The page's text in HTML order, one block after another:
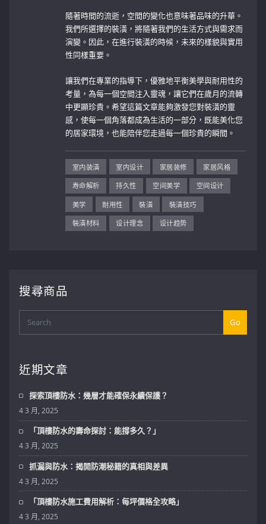
隨著時間的流逝，空間的變化也意味著品味的升華。
我們所選擇的裝潢，將隨著我們的生活方式與需求而
演變。因此，在進行裝潢的時候，未來的樣貌與實用
性同樣重要。
讓我們在專業的指導下，優雅地平衡美學與耐用性的
考量，為每一個空間注入靈魂，讓它們在歲月的流轉
中更顯珍貴。希望這篇文章能夠激發您對裝潢的靈
感，使每一個角落都成為生活的一部分，既能美化您
的居家環境，也能陪伴您走過每一個珍貴的瞬間。
室内装潢 室内设计 家居装修 家居风格
寿命解析 持久性 空间美学 空间设计
美学 耐用性 裝潢 裝潢技巧
裝潢材料 设计理念 设计趋势
搜尋商品
Go
近期文章
探索頂樓防水：幾層才能確保永續保護？
4 3 月, 2025
「頂樓防水的壽命探討：能撐多久？」
4 3 月, 2025
抓漏與防水：揭開防潮秘籍的真相與差異
4 3 月, 2025
「頂樓防水施工費用解析：每坪價格全攻略」
4 3 月, 2025